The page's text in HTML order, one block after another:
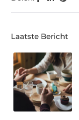
Laatste Bericht